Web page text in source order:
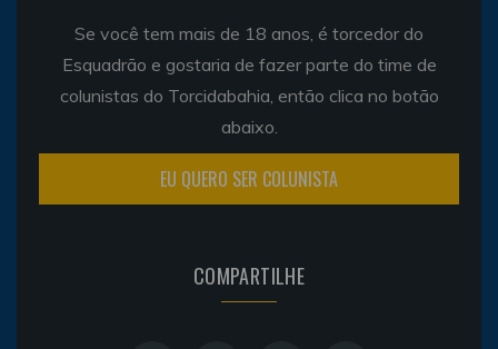
Se você tem mais de 18 anos, é torcedor do
Esquadrão e gostaria de fazer parte do time de
colunistas do Torcidabahia, então clica no botão
abaixo.
EU QUERO SER COLUNISTA
COMPARTILHE